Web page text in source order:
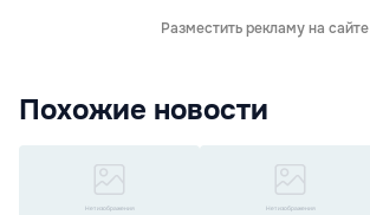
Разместить рекламу на сайте
Похожие новости